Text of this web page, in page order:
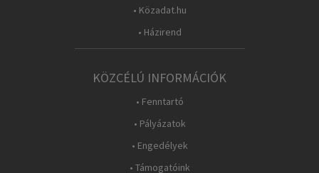
• Közadat.hu
• Házirend
KÖZCÉLÚ INFORMÁCIÓK
• Fenntartó
• Pályázatok
• Engedélyek
• Támogatóink